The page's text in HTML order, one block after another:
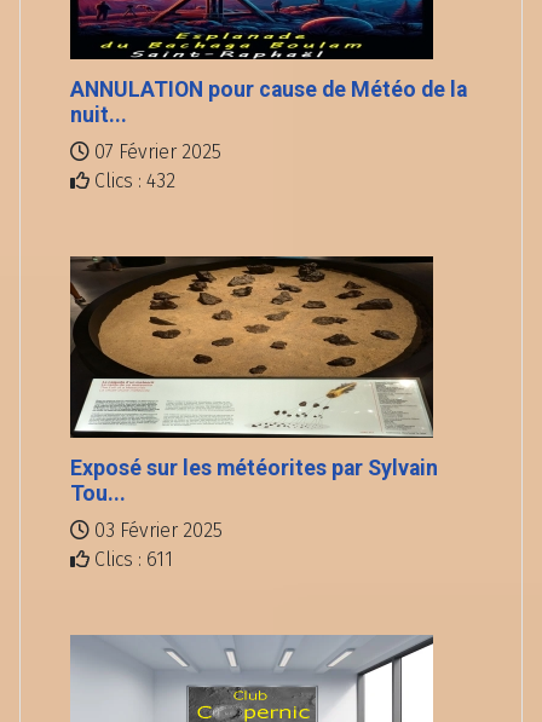
ANNULATION pour cause de Météo de la
nuit...
07 Février 2025
Clics : 432
Exposé sur les météorites par Sylvain
Tou...
03 Février 2025
Clics : 611